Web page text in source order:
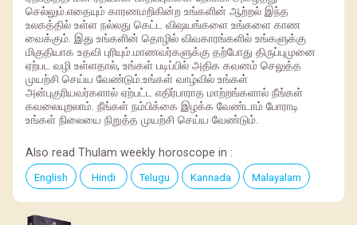
செல்லும்.எதையும் காரணமறிகின்ற உங்களின் ஆற்றல் இந்த
உலகத்தில் உள்ள நல்லது கெட்ட விஷயங்களை உங்களை காண
வைக்கும். இது உங்களின் தொழில் விவகாரங்களில் உங்களுக்கு
மிகுதியாக உதவி புரியும்.மாணவர்களுக்கு தற்போது திருப்புமுனை
ஏற்பட வழி உள்ளதால், உங்கள் படிப்பில் அதிக கவனம் செலுத்த
முயற்சி செய்ய வேண்டும்.உங்கள் வாழ்வில் உங்கள்
அன்புகுரியவர்களால் ஏற்பட்ட எதிர்பாராத மாற்றங்களால் நீங்கள்
கவலையுறலாம். நீங்கள் நம்பிக்கை இழக்க வேண்டாம் போராடி
உங்கள் நிலையை நிறுத்த முயற்சி செய்ய வேண்டும்.
Also read Thulam weekly horoscope in :
English Hindi Telugu Kannada Malayalam